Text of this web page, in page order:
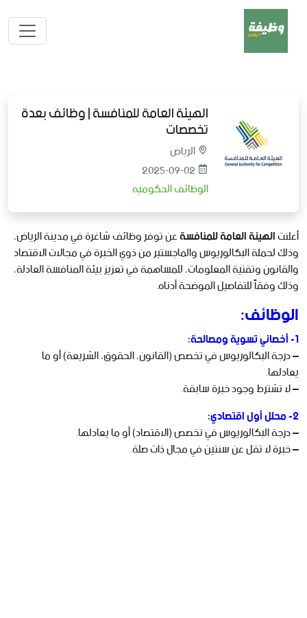
الهيئة العامة للمنافسة | وظائف بعدة
تخصصات
الرياض
2025-09-02
الوظائف الحكوميه
أعلنتالهيئة العامة للمنافسةعن توفر وظائف شاغرة في مدينة الرياض،
وذلك لحملة البكالوريوس والماجستير من ذوي الخبرة في مجالات الاقتصاد
والقانون وتقنية المعلومات، للمساهمة في تعزيز بيئة المنافسة العادلة،
وذلك وفقاً للتفاصيل الموضحة أدناه.
الوظائف:
1- أخصائي تسوية ومصالحة:
– درجة البكالوريوس في تخصص (القانون، الحقوق، الشريعة) أو ما
يعادلها.
– لا تشترط وجود خبرة سابقة.
2- محلل أول اقتصادي:
– درجة البكالوريوس في تخصص (الاقتصاد) أو ما يعادلها.
– خبرة لا تقل عن سنتين في مجال ذات صلة.